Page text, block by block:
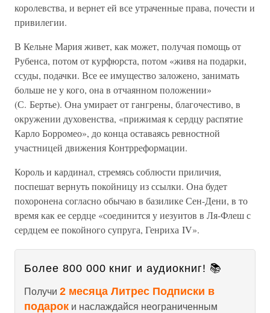
королевства, и вернет ей все утраченные права, почести и
привилегии.
В Кельне Мария живет, как может, получая помощь от
Рубенса, потом от курфюрста, потом «живя на подарки,
ссуды, подачки. Все ее имущество заложено, занимать
больше не у кого, она в отчаянном положении»
(С. Бертье). Она умирает от гангрены, благочестиво, в
окружении духовенства, «прижимая к сердцу распятие
Карло Борромео», до конца оставаясь ревностной
участницей движения Контрреформации.
Король и кардинал, стремясь соблюсти приличия,
поспешат вернуть покойницу из ссылки. Она будет
похоронена согласно обычаю в базилике Сен-Дени, в то
время как ее сердце «соединится у иезуитов в Ля-Флеш с
сердцем ее покойного супруга, Генриха IV».
Более 800 000 книг и аудиокниг! 📚
Получи 2 месяца Литрес Подписки в
подарок и наслаждайся неограниченным